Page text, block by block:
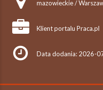
mazowieckie /
Klient portalu Praca.pl
Data dodania: 2026-